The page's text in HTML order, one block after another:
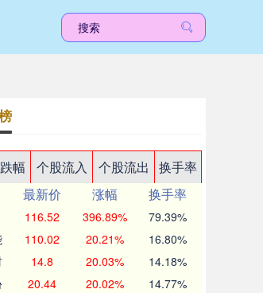
幅 个股流入 个股流出
换手率
最新价 涨幅
换手率
116.52 396.89% 79.39%
110.02 20.21% 16.80%
14.8 20.03% 14.18%
20.44 20.02% 14.77%